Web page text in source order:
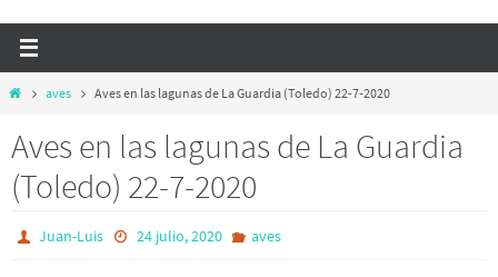
Inicioaves Aves en las lagunas de La Guardia (Toledo) 22-7-2020
Aves en las lagunas de La Guardia
(Toledo) 22-7-2020
Juan-Luis 24 julio, 2020 aves